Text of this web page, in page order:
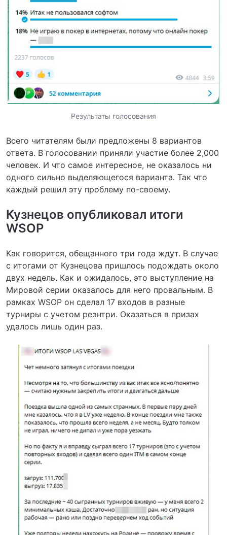
Результаты голосования
Всего читателям были предложены 8 вариантов
ответа. В голосовании приняли участие более 2,000
человек. И что самое интересное, не оказалось ни
одного сильно выделяющегося варианта. Так что
каждый решил эту проблему по-своему.
Кузнецов опубликовал итоги
WSOP
Как говорится, обещанного три года ждут. В случае
с итогами от Кузнецова пришлось подождать около
двух недель. Как и ожидалось, это выступление на
Мировой серии оказалось для него провальным. В
рамках WSOP он сделал 17 входов в разные
турниры с учетом реэнтри. Оказаться в призах
удалось лишь один раз.